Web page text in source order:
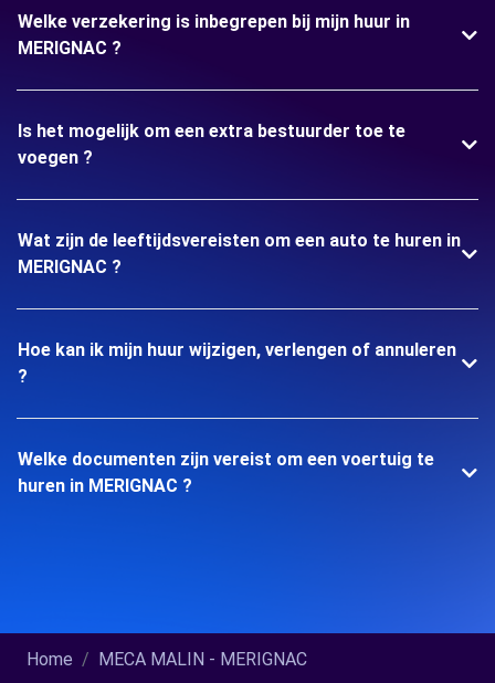
Welke verzekering is inbegrepen bij mijn huur in
MERIGNAC ?
Is het mogelijk om een extra bestuurder toe te
voegen ?
Wat zijn de leeftijdsvereisten om een auto te huren in
MERIGNAC ?
Hoe kan ik mijn huur wijzigen, verlengen of annuleren
?
Welke documenten zijn vereist om een voertuig te
huren in MERIGNAC ?
Home MECA MALIN - MERIGNAC